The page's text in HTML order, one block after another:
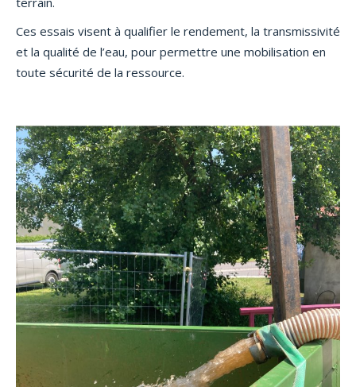
Ces essais visent à qualifier le rendement, la transmissivité
et la qualité de l’eau, pour permettre une mobilisation en
toute sécurité de la ressource.